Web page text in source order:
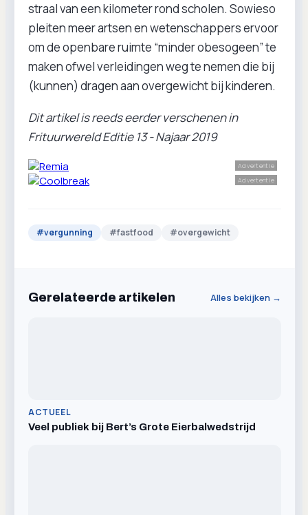
straal van een kilometer rond scholen. Sowieso
pleiten meer artsen en wetenschappers ervoor
om de openbare ruimte “minder obesogeen” te
maken ofwel verleidingen weg te nemen die bij
(kunnen) dragen aan overgewicht bij kinderen.
Dit artikel is reeds eerder verschenen in
Frituurwereld Editie 13 - Najaar 2019
Advertentie
Advertentie
#vergunning #fastfood #overgewicht
Gerelateerde artikelen Alles bekijken →
ACTUEEL
Veel publiek bij Bert’s Grote Eierbalwedstrijd